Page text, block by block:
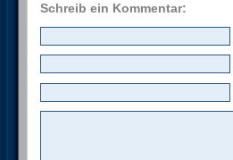
Schreib ein Kommentar: